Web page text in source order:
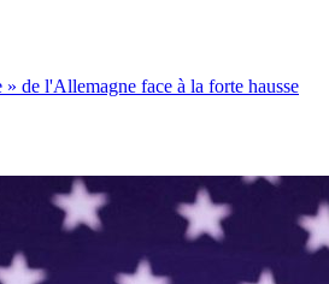
de l'Allemagne face à la forte hausse